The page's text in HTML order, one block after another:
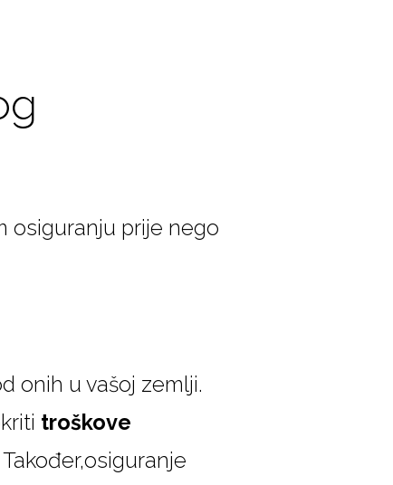
osiguranju prije nego
onih u vašoj zemlji.
troškove
Također,osiguranje